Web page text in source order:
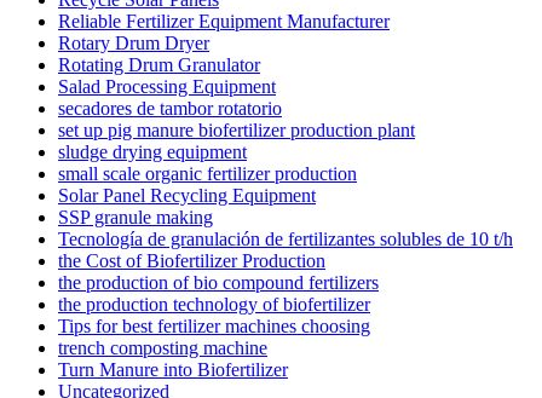
Reliable Fertilizer Equipment Manufacturer
Rotary Drum Dryer
Rotating Drum Granulator
Salad Processing Equipment
secadores de tambor rotatorio
set up pig manure biofertilizer production plant
sludge drying equipment
small scale organic fertilizer production
Solar Panel Recycling Equipment
SSP granule making
Tecnología de granulación de fertilizantes solubles de 10 t/h
the Cost of Biofertilizer Production
the production of bio compound fertilizers
the production technology of biofertilizer
Tips for best fertilizer machines choosing
trench composting machine
Turn Manure into Biofertilizer
Uncategorized